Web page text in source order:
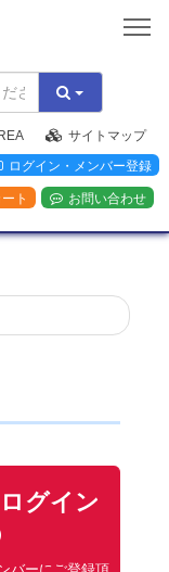
サイトマップ
ログイン・メンバー登録
ト お問い合わせ
グイン